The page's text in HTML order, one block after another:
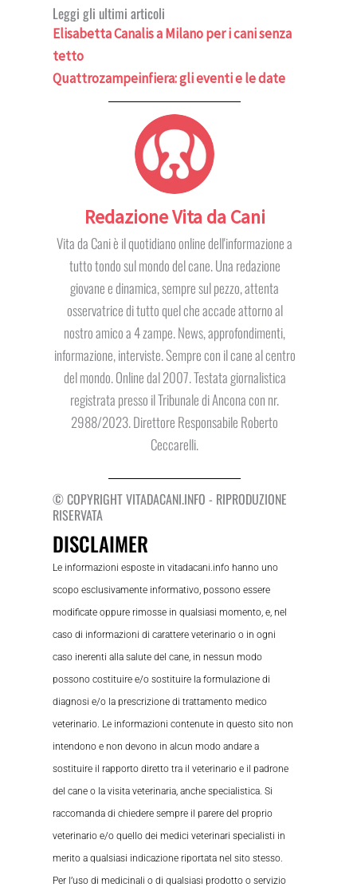
Leggi gli ultimi articoli
Elisabetta Canalis a Milano per i cani senza
tetto
Quattrozampeinfiera: gli eventi e le date
Redazione Vita da Cani
Vita da Cani è il quotidiano online dell'informazione a
tutto tondo sul mondo del cane. Una redazione
giovane e dinamica, sempre sul pezzo, attenta
osservatrice di tutto quel che accade attorno al
nostro amico a 4 zampe. News, approfondimenti,
informazione, interviste. Sempre con il cane al centro
del mondo. Online dal 2007. Testata giornalistica
registrata presso il Tribunale di Ancona con nr.
2988/2023. Direttore Responsabile Roberto
Ceccarelli.
© COPYRIGHT VITADACANI.INFO - RIPRODUZIONE
RISERVATA
DISCLAIMER
Le informazioni esposte in vitadacani.info hanno uno
scopo esclusivamente informativo, possono essere
modificate oppure rimosse in qualsiasi momento, e, nel
caso di informazioni di carattere veterinario o in ogni
caso inerenti alla salute del cane, in nessun modo
possono costituire e/o sostituire la formulazione di
diagnosi e/o la prescrizione di trattamento medico
veterinario. Le informazioni contenute in questo sito non
intendono e non devono in alcun modo andare a
sostituire il rapporto diretto tra il veterinario e il padrone
del cane o la visita veterinaria, anche specialistica. Si
raccomanda di chiedere sempre il parere del proprio
veterinario e/o quello dei medici veterinari specialisti in
merito a qualsiasi indicazione riportata nel sito stesso.
Per l’uso di medicinali o di qualsiasi prodotto o servizio